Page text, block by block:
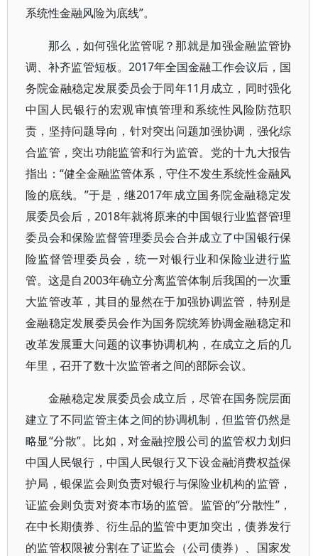
系统性金融风险为底线”。
那么，如何强化监管呢？那就是加强金融监管协
调、补齐监管短板。2017年全国金融工作会议后，国
务院金融稳定发展委员会于同年11月成立，同时强化
中国人民银行的宏观审慎管理和系统性风险防范职
责，坚持问题导向，针对突出问题加强协调，强化综
合监管，突出功能监管和行为监管。党的十九大报告
指出：“健全金融监管体系，守住不发生系统性金融风
险的底线。”于是，继2017年成立国务院金融稳定发
展委员会后，2018年就将原来的中国银行业监督管理
委员会和保险监督管理委员会合并成立了中国银行保
险监督管理委员会，统一对银行业和保险业进行监
管。这是自2003年确立分离监管体制后我国的一次重
大监管改革，其目的显然在于加强协调监管，特别是
金融稳定发展委员会作为国务院统筹协调金融稳定和
改革发展重大问题的议事协调机构，在成立之后的几
年里，召开了数十次监管者之间的部际会议。
金融稳定发展委员会成立后，尽管在国务院层面
建立了不同监管主体之间的协调机制，但监管仍然是
略显“分散”。比如，对金融控股公司的监管权力划归
中国人民银行，中国人民银行又下设金融消费权益保
护局，银保监会则负责对银行与保险业机构的监管，
证监会则负责对资本市场的监管。监管的“分散性”，
在中长期债券、衍生品的监管中更加突出，债券发行
的监管权限被分割在了证监会（公司债券）、国家发